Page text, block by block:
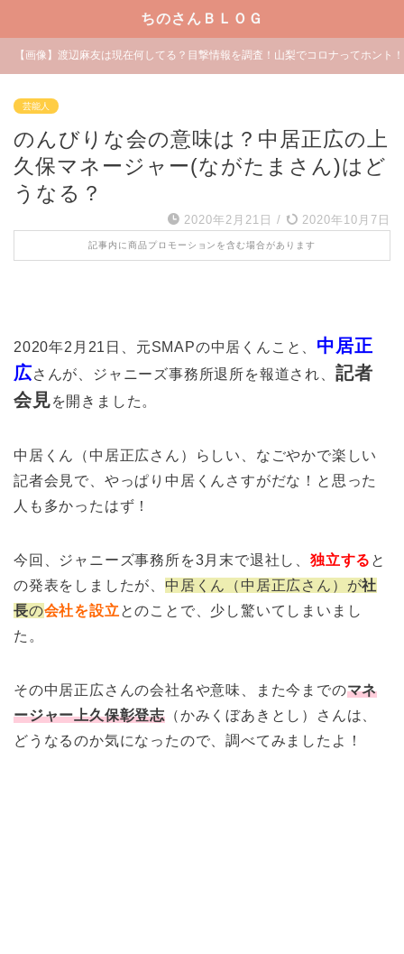
ちのさんＢＬＯＧ
【画像】渡辺麻友は現在何してる？目撃情報を調査！山梨でコロナってホント
芸能人
のんびりな会の意味は？中居正広の上
久保マネージャー(ながたまさん)はど
うなる？
2020年2月21日 / 2020年10月7日
記事内に商品プロモーションを含む場合があります
2020年2月21日、元SMAPの中居くんこと、 中居正
広さんが、ジャニーズ事務所退所を報道され、 記者
会見を開きました。
中居くん（中居正広さん）らしい、なごやかで楽しい
記者会見で、やっぱり中居くんさすがだな！と思った
人も多かったはず！
今回、ジャニーズ事務所を3月末で退社し、 独立する と
の発表をしましたが、 中居くん（中居正広さん）が社
長の会社を設立 とのことで、少し驚いてしまいまし
た。
その中居正広さんの会社名や意味、また今までのマネ
ージャー上久保彰登志 （かみくぼあきとし）さんは、
どうなるのか気になったので、調べてみましたよ！